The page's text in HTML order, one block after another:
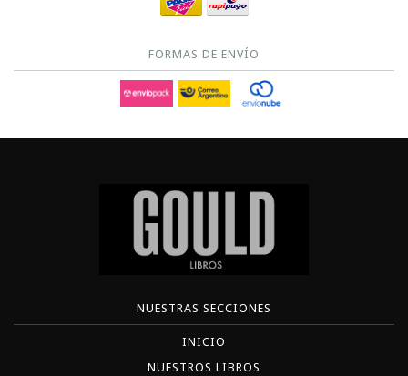
FORMAS DE ENVÍO
NUESTRAS SECCIONES
INICIO
NUESTROS LIBROS